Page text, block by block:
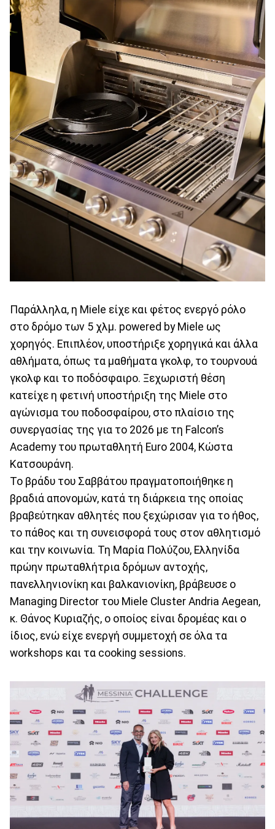
Παράλληλα, η Miele είχε και φέτος ενεργό ρόλο
στο δρόμο των 5 χλμ. powered by Miele ως
χορηγός. Επιπλέον, υποστήριξε χορηγικά και άλλα
αθλήματα, όπως τα μαθήματα γκολφ, το τουρνουά
γκολφ και το ποδόσφαιρο. Ξεχωριστή θέση
κατείχε η φετινή υποστήριξη της Miele στο
αγώνισμα του ποδοσφαίρου, στο πλαίσιο της
συνεργασίας της για το 2026 με τη Falcon’s
Academy του πρωταθλητή Euro 2004, Κώστα
Κατσουράνη.
Το βράδυ του Σαββάτου πραγματοποιήθηκε η
βραδιά απονομών, κατά τη διάρκεια της οποίας
βραβεύτηκαν αθλητές που ξεχώρισαν για το ήθος,
το πάθος και τη συνεισφορά τους στον αθλητισμό
και την κοινωνία. Τη Μαρία Πολύζου, Ελληνίδα
πρώην πρωταθλήτρια δρόμων αντοχής,
πανελληνιονίκη και βαλκανιονίκη, βράβευσε ο
Managing Director του Miele Cluster Andria Aegean,
κ. Θάνος Κυριαζής, ο οποίος είναι δρομέας και ο
ίδιος, ενώ είχε ενεργή συμμετοχή σε όλα τα
workshops και τα cooking sessions.